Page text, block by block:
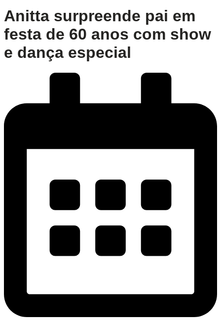
Anitta surpreende pai em
festa de 60 anos com show
e dança especial